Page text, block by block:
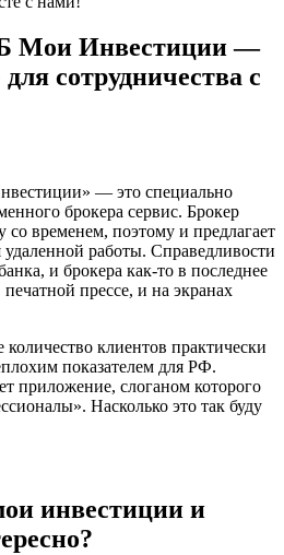
Мои Инвестиции —
сотрудничества с
— это специально
брокера сервис. Брокер
со временем, поэтому и предлагает
работы. Справедливости
и брокера как-то в последнее
прессе, и на экранах
клиентов практически
показателем для РФ.
приложение, слоганом которого
Насколько это так буду
инвестиции и